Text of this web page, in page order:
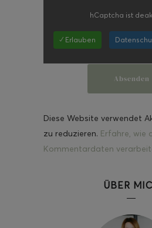
hCaptcha ist
✓ Erlauben
Diese Website verwendet
zu reduzieren. Erfahre, wie
Kommentardaten
ÜBER